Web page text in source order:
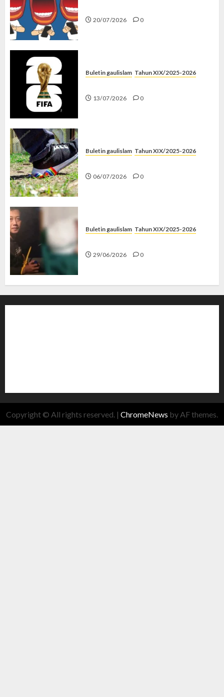
20/07/2026 0
Buletin gaulislam Tahun XIX/2025-2026
13/07/2026 0
Buletin gaulislam Tahun XIX/2025-2026
06/07/2026 0
Buletin gaulislam Tahun XIX/2025-2026
29/06/2026 0
Copyright © All rights reserved. | ChromeNews by AF themes.